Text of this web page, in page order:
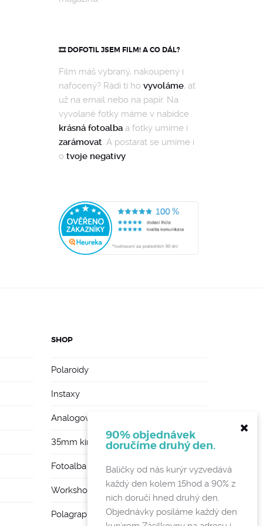
🎞️ DOFOTIL JSEM FILM! A CO DÁL?
Film máš vybraný, nakoupený i
nafocený? Rádi ti ho vyvoláme, ať
už na email nebo na papír. Na
vyvolané fotky máme v nabídce
krásná fotoalbaa fotky umíme i
zarámovat. A postarat se umíme i
o tvoje negativy.
SHOP
Polaroidy
Instaxy
Analogové foťáky
35mm kinofilmy
Fotoalba a rámy
Workshopy
Polagraph Mates
90% objednávek
doručíme druhý den.
Balíčky od nás kurýr vyzvedává
každý den kolem 15hod a 90% z
nich doručí hned druhý den.
Objednávky posíláme každý den